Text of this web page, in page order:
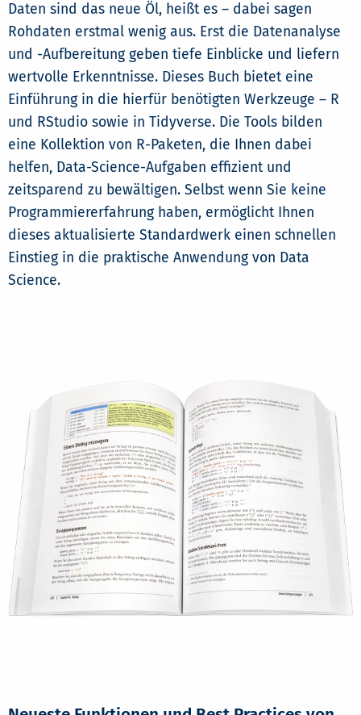
Daten sind das neue Öl, heißt es – dabei sagen
Rohdaten erstmal wenig aus. Erst die Datenanalyse
und -Aufbereitung geben tiefe Einblicke und liefern
wertvolle Erkenntnisse. Dieses Buch bietet eine
Einführung in die hierfür benötigten Werkzeuge – R
und RStudio sowie in Tidyverse. Die Tools bilden
eine Kollektion von R-Paketen, die Ihnen dabei
helfen, Data-Science-Aufgaben effizient und
zeitsparend zu bewältigen. Selbst wenn Sie keine
Programmiererfahrung haben, ermöglicht Ihnen
dieses aktualisierte Standardwerk einen schnellen
Einstieg in die praktische Anwendung von Data
Science.